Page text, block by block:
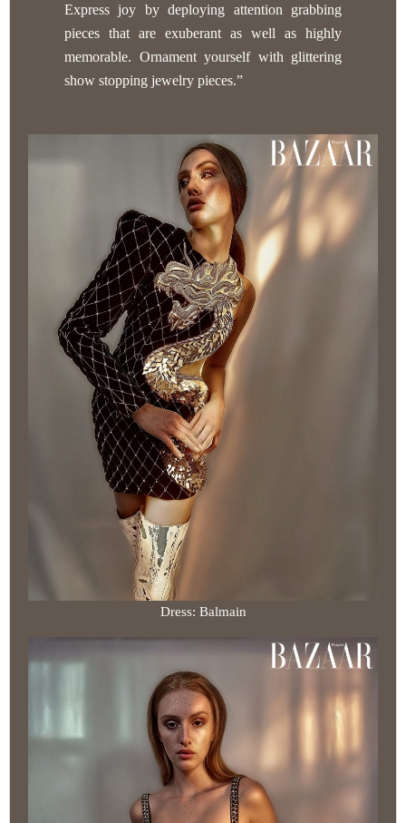
Express joy by deploying attention grabbing
pieces that are exuberant as well as highly
memorable. Ornament yourself with glittering
show stopping jewelry pieces.”
Dress: Balmain